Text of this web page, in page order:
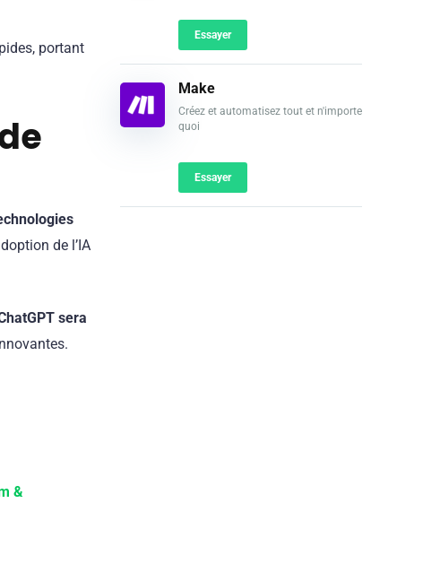
portant
de l’IA
sera
&
Essayer
Make
Créez et automatisez tout et n'importe
quoi
Essayer